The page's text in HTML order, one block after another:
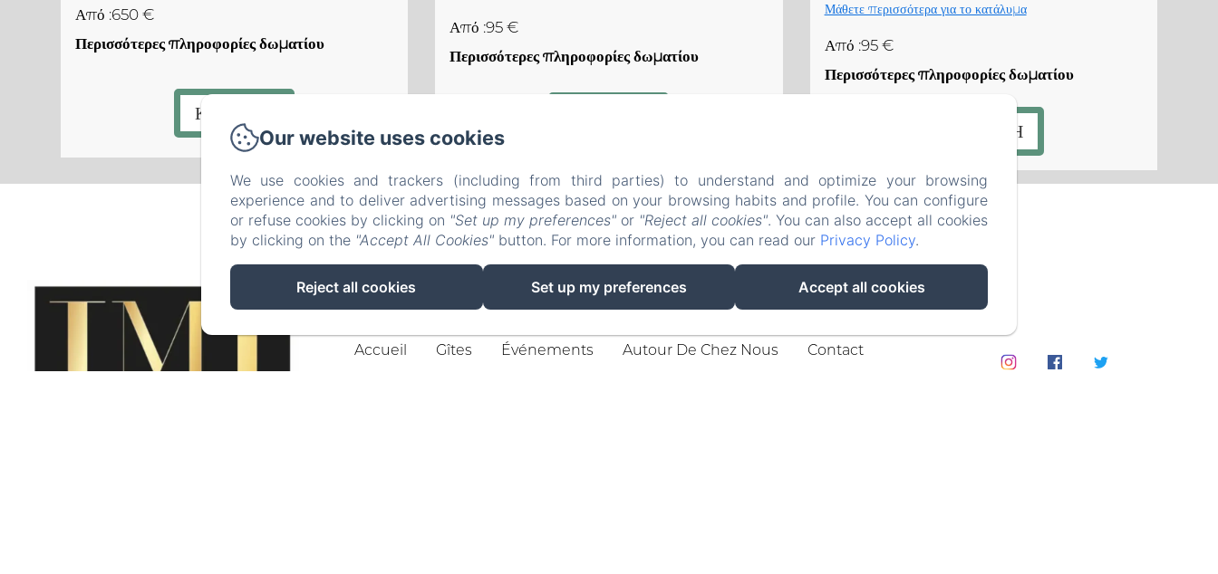
Από :650 €
Περισσότερες πληροφορίες δωματίου
ΚΡΑΤΗΣΗ
Από :95 €
Περισσότερες πληροφορίες δωματίου
Μάθετε περισσότερα για το κατάλυμα
Από :95 €
Περισσότερες πληροφορίες δωματίου
ΚΡΑΤΗΣΗ
8, Chemin De La Gravière, Queyrac
Τηλέφωνο: +33 6 52 59 53 31 / +33 6 22 67 41 97
p.v.bruand@lemanoirlacustre.fr
Accueil
Gîtes Événements Autour De Chez Nous
Contact
Our website uses cookies
We use cookies and trackers (including from third parties) to understand and optimize your browsing
experience and to deliver advertising messages based on your browsing habits and profile. You can configure
or refuse cookies by clicking on "Set up my preferences" or "Reject all cookies". You can also accept all cookies
by clicking on the "Accept All Cookies" button. For more information, you can read our Privacy Policy.
Reject all cookies Set up my preferences Accept all cookies